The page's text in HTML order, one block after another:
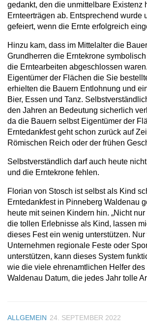
gedankt, den die unmittelbare Existenz
Ernteerträgen ab. Entsprechend wurde
gefeiert, wenn die Ernte erfolgreich
Hinzu kam, dass im Mittelalter die
Grundherren die Erntekrone
die Erntearbeiten abgeschlossen
Eigentümer der Flächen die Sie
erhielten die Bauern Entlohnung und
Bier, Essen und Tanz.
den Jahren an Bedeutung sicherlich
da die Bauern selbst Eigentümer der
Erntedankfest geht schon zurück auf
Römischen Reich oder der frühen
Selbstverständlich darf auch heute
und die Erntekrone fehlen.
Florian von Stosch ist selbst als Kind
Erntedankfest in Pinneberg Waldenau
heute mit seinen Kindern hin. „Nicht
die tollen Erlebnisse als Kind, lassen
dieses Fest ein wenig unterstützen.
Unternehmen regionale Feste oder
unterstützen, kann dieses System
wie die viele ehrenamtlichen Helfer
Waldenau Datum, die jedes Jahr tolle
ALLGEMEIN 24. SEPTEMBER 2022